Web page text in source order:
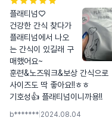
플래티넘♡
건강한 간식 찾다가
플래티넘에서 나오
는 간식이 있길래 구
매했어요~
훈련&노즈워크&보상 간식으로
사이즈도 딱 좋아요!!ㅎㅎ
기호성👍 플래티넘이니까용!!
b******* 2024.08.04